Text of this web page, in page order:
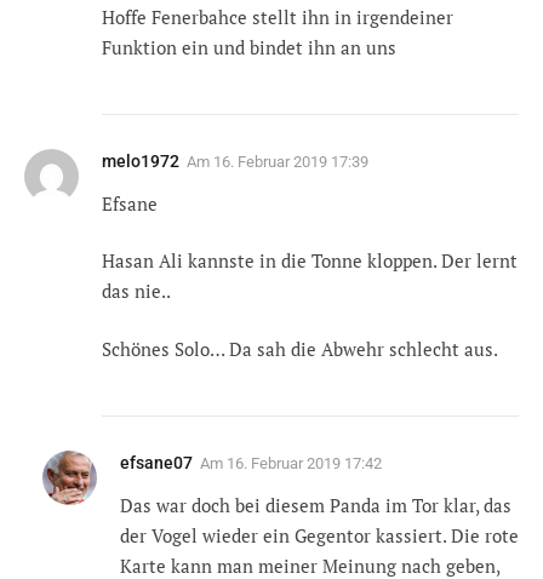
Hoffe Fenerbahce stellt ihn in irgendeiner
Funktion ein und bindet ihn an uns
melo1972 Am 16. Februar 2019 17:39
Efsane
Hasan Ali kannste in die Tonne kloppen. Der lernt
das nie..
Schönes Solo… Da sah die Abwehr schlecht aus.
efsane07 Am 16. Februar 2019 17:42
Das war doch bei diesem Panda im Tor klar, das
der Vogel wieder ein Gegentor kassiert. Die rote
Karte kann man meiner Meinung nach geben,